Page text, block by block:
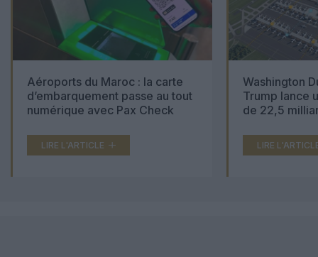
Aéroports du Maroc : la carte
d’embarquement passe au tout
numérique avec Pax Check
LIRE L'ARTICLE
Washington
Trump lance
de 22,5
LIRE